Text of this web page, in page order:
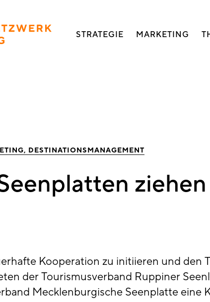
STRATEGIE MARKETING
DESTINATIONSMANAGEMENT
Kooperation zu initiieren und den
der Tourismusverband Ruppiner
Mecklenburgische Seenplatte eine